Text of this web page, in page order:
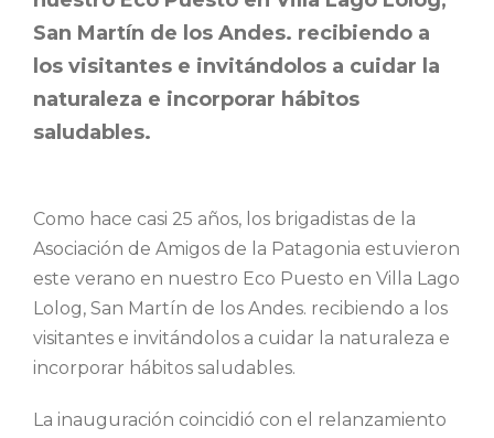
San Martín de los Andes. recibiendo a
los visitantes e invitándolos a cuidar la
naturaleza e incorporar hábitos
saludables.
Como hace casi 25 años, los brigadistas de la
Asociación de Amigos de la Patagonia estuvieron
este verano en nuestro Eco Puesto en Villa Lago
Lolog, San Martín de los Andes. recibiendo a los
visitantes e invitándolos a cuidar la naturaleza e
incorporar hábitos saludables.
La inauguración coincidió con el relanzamiento